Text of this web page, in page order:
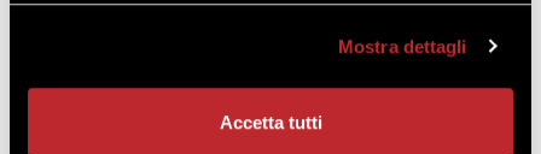
Mostra dettagli
Accetta tutti